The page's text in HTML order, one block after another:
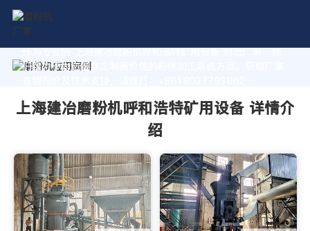
作为专业的 上海建冶磨粉机呼和浩特矿用设备 制造厂家，我
们致力于为您量身定制高价值的粉体加工系统方案。获取厂家
上海建冶磨粉机呼和浩特矿用设备 详情介
绍